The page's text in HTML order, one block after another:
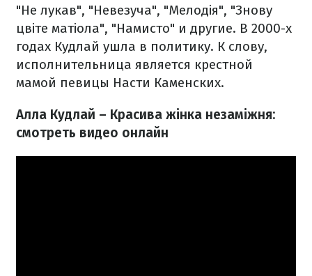
"Не лукав", "Невезуча", "Мелодія", "Знову
цвіте матіола", "Намисто" и другие. В 2000-х
годах Кудлай ушла в политику. К слову,
исполнительница является крестной
мамой певицы Насти Каменских.
Алла Кудлай – Красива жінка незаміжня:
смотреть видео онлайн